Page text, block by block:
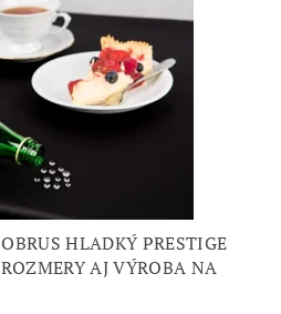
HLADKÝ PRESTIGE
AJ VÝROBA NA